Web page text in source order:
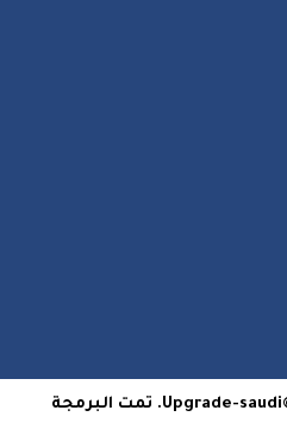
جميع الحقوق محفوظة ©Upgrade-saudi. تمت البرمجة